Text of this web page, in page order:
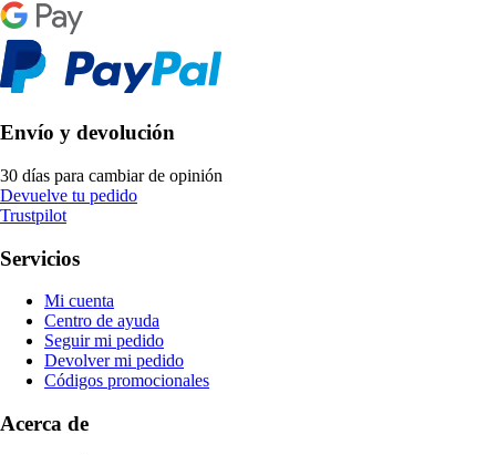
Envío y devolución
30 días para cambiar de opinión
Devuelve tu pedido
Trustpilot
Servicios
Mi cuenta
Centro de ayuda
Seguir mi pedido
Devolver mi pedido
Códigos promocionales
Acerca de